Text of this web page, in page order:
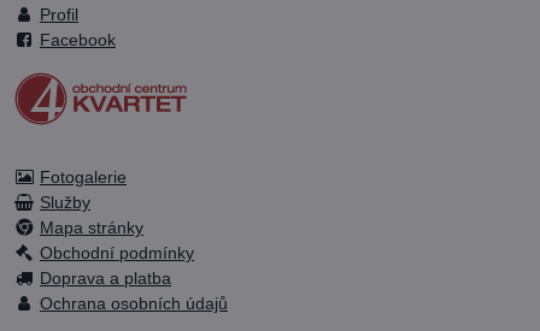
Profil
Facebook
Fotogalerie
Služby
Mapa stránky
Obchodní podmínky
Doprava a platba
Ochrana osobních údajů